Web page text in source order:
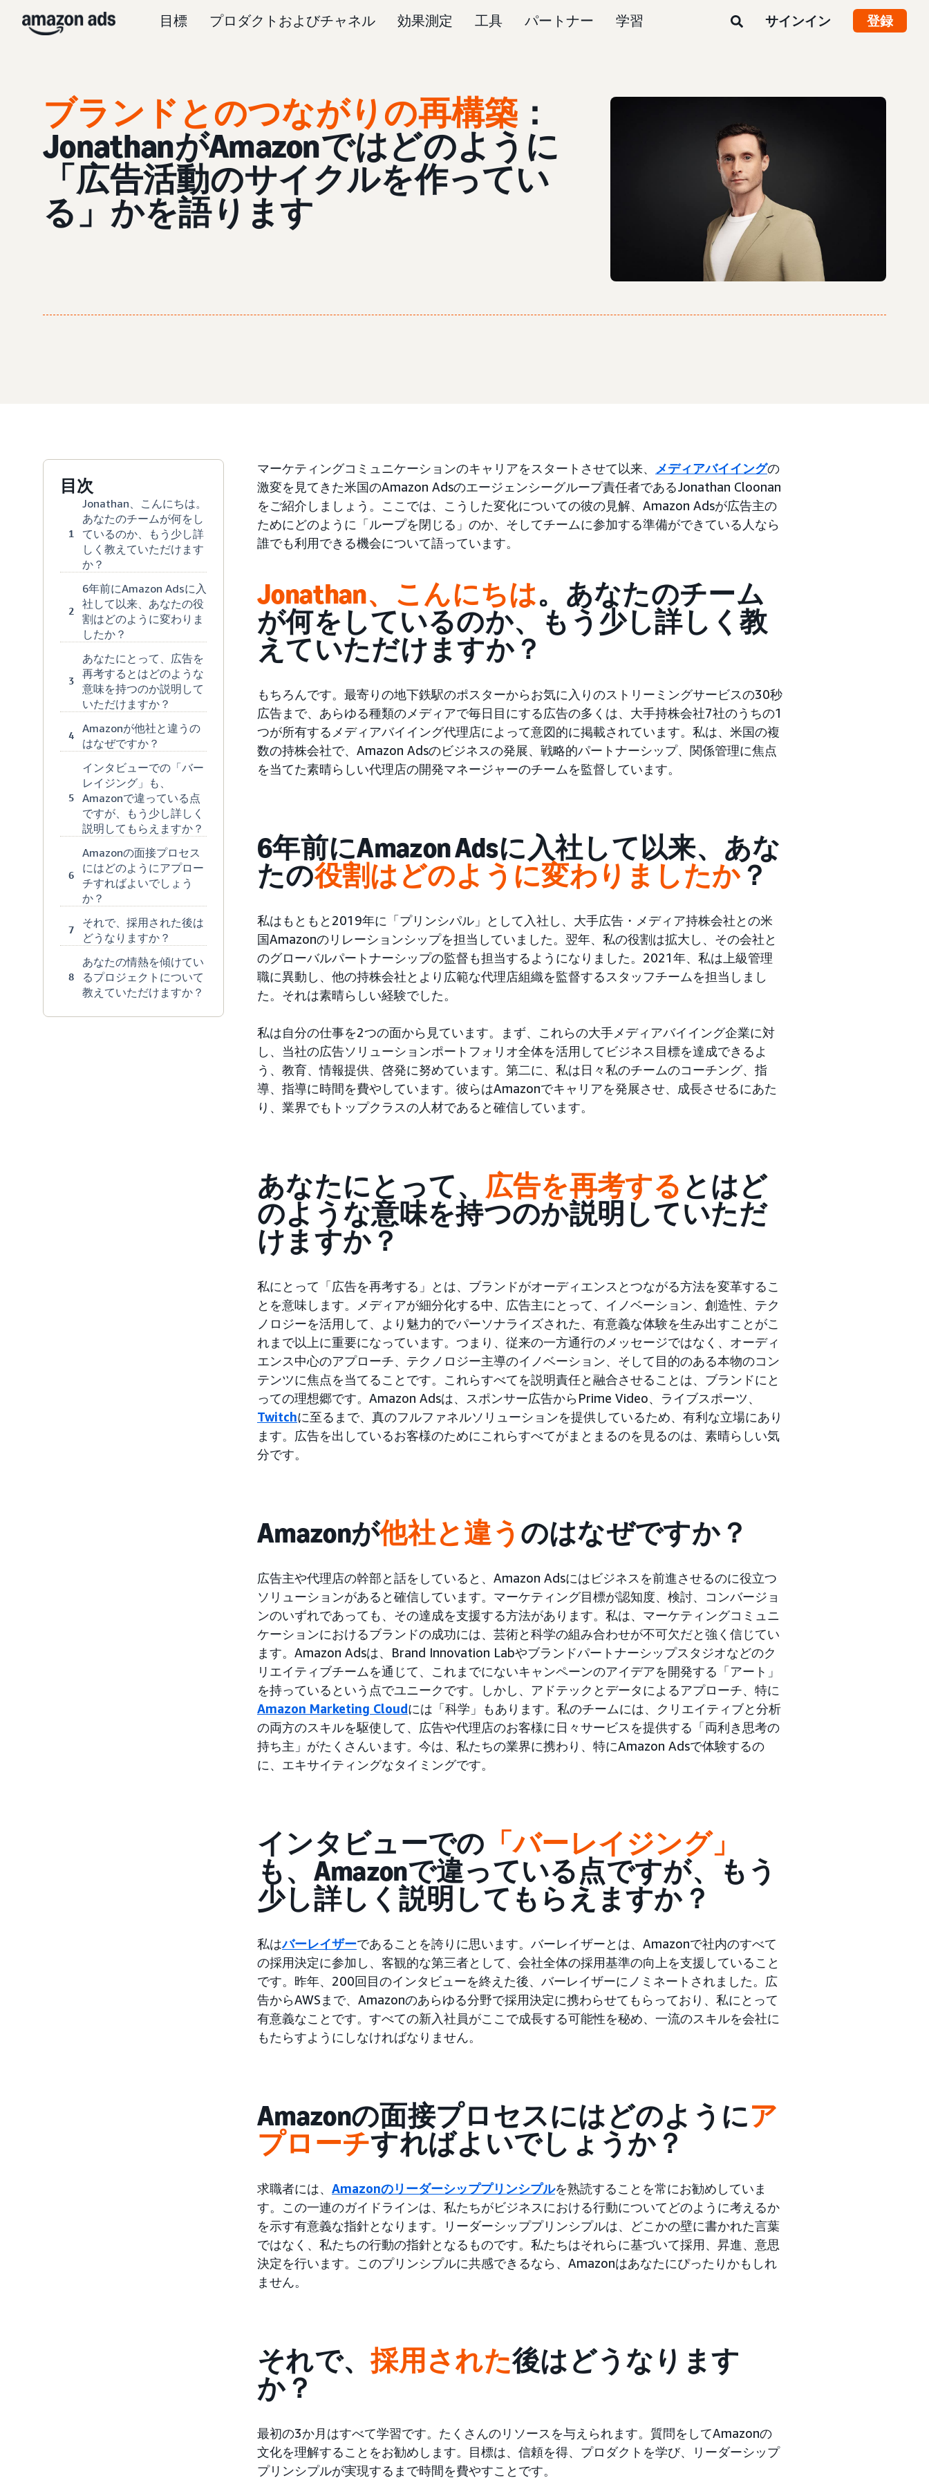
目標 プロダクトおよびチャネル 効果測定 工具 パートナー 学習 サインイン 登録
ブランドとのつながりの再構築 ：
JonathanがAmazonではどのように
「広告活動のサイクルを作ってい
る」かを語ります
目次
1
Jonathan、こんにちは。
あなたのチームが何をし
ているのか、もう少し詳
しく教えていただけます
か？
2
6年前にAmazon Adsに入
社して以来、あなたの役
割はどのように変わりま
したか？
3
あなたにとって、広告を
再考するとはどのような
意味を持つのか説明して
いただけますか？
4
Amazonが他社と違うの
はなぜですか？
5
インタビューでの「バー
レイジング」も、
Amazonで違っている点
ですが、もう少し詳しく
説明してもらえますか？
6
Amazonの面接プロセス
にはどのようにアプロー
チすればよいでしょう
か？
7
それで、採用された後は
どうなりますか？
8
あなたの情熱を傾けてい
るプロジェクトについて
教えていただけますか？
マーケティングコミュニケーションのキャリアをスタートさせて以来、 メディアバイイングの
激変を見てきた米国のAmazon Adsのエージェンシーグループ責任者であるJonathan Cloonan
をご紹介しましょう。ここでは、こうした変化についての彼の見解、Amazon Adsが広告主の
ためにどのように「ループを閉じる」のか、そしてチームに参加する準備ができている人なら
誰でも利用できる機会について語っています。
Jonathan、こんにちは。あなたのチーム
が何をしているのか、もう少し詳しく教
えていただけますか？
もちろんです。最寄りの地下鉄駅のポスターからお気に入りのストリーミングサービスの30秒
広告まで、あらゆる種類のメディアで毎日目にする広告の多くは、大手持株会社7社のうちの1
つが所有するメディアバイイング代理店によって意図的に掲載されています。私は、米国の複
数の持株会社で、Amazon Adsのビジネスの発展、戦略的パートナーシップ、関係管理に焦点
を当てた素晴らしい代理店の開発マネージャーのチームを監督しています。
6年前にAmazon Adsに入社して以来、あな
たの役割はどのように変わりましたか ？
私はもともと2019年に「プリンシパル」として入社し、大手広告・メディア持株会社との米
国Amazonのリレーションシップを担当していました。翌年、私の役割は拡大し、その会社と
のグローバルパートナーシップの監督も担当するようになりました。2021年、私は上級管理
職に異動し、他の持株会社とより広範な代理店組織を監督するスタッフチームを担当しまし
た。それは素晴らしい経験でした。
私は自分の仕事を2つの面から見ています。まず、これらの大手メディアバイイング企業に対
し、当社の広告ソリューションポートフォリオ全体を活用してビジネス目標を達成できるよ
う、教育、情報提供、啓発に努めています。第二に、私は日々私のチームのコーチング、指
導、指導に時間を費やしています。彼らはAmazonでキャリアを発展させ、成長させるにあた
り、業界でもトップクラスの人材であると確信しています。
あなたにとって、 広告を再考する とはど
のような意味を持つのか説明していただ
けますか？
私にとって「広告を再考する」とは、ブランドがオーディエンスとつながる方法を変革するこ
とを意味します。メディアが細分化する中、広告主にとって、イノベーション、創造性、テク
ノロジーを活用して、より魅力的でパーソナライズされた、有意義な体験を生み出すことがこ
れまで以上に重要になっています。つまり、従来の一方通行のメッセージではなく、オーディ
エンス中心のアプローチ、テクノロジー主導のイノベーション、そして目的のある本物のコン
テンツに焦点を当てることです。これらすべてを説明責任と融合させることは、ブランドにと
っての理想郷です。Amazon Adsは、スポンサー広告からPrime Video、ライブスポーツ、
Twitchに至るまで、真のフルファネルソリューションを提供しているため、有利な立場にあり
ます。広告を出しているお客様のためにこれらすべてがまとまるのを見るのは、素晴らしい気
分です。
Amazonが他社と違う のはなぜですか？
広告主や代理店の幹部と話をしていると、Amazon Adsにはビジネスを前進させるのに役立つ
ソリューションがあると確信しています。マーケティング目標が認知度、検討、コンバージョ
ンのいずれであっても、その達成を支援する方法があります。私は、マーケティングコミュニ
ケーションにおけるブランドの成功には、芸術と科学の組み合わせが不可欠だと強く信じてい
ます。Amazon Adsは、Brand Innovation Labやブランドパートナーシップスタジオなどのク
リエイティブチームを通じて、これまでにないキャンペーンのアイデアを開発する「アート」
を持っているという点でユニークです。しかし、アドテックとデータによるアプローチ、特に
Amazon Marketing Cloudには「科学」もあります。私のチームには、クリエイティブと分析
の両方のスキルを駆使して、広告や代理店のお客様に日々サービスを提供する「両利き思考の
持ち主」がたくさんいます。今は、私たちの業界に携わり、特にAmazon Adsで体験するの
に、エキサイティングなタイミングです。
インタビューでの 「バーレイジング」
も、Amazonで違っている点ですが、もう
少し詳しく説明してもらえますか？
私はバーレイザーであることを誇りに思います。バーレイザーとは、Amazonで社内のすべて
の採用決定に参加し、客観的な第三者として、会社全体の採用基準の向上を支援していること
です。昨年、200回目のインタビューを終えた後、バーレイザーにノミネートされました。広
告からAWSまで、Amazonのあらゆる分野で採用決定に携わらせてもらっており、私にとって
有意義なことです。すべての新入社員がここで成長する可能性を秘め、一流のスキルを会社に
もたらすようにしなければなりません。
Amazonの面接プロセスにはどのようにア
プローチすればよいでしょうか？
求職者には、 Amazonのリーダーシッププリンシプルを熟読することを常にお勧めしていま
す。この一連のガイドラインは、私たちがビジネスにおける行動についてどのように考えるか
を示す有意義な指針となります。リーダーシッププリンシプルは、どこかの壁に書かれた言葉
ではなく、私たちの行動の指針となるものです。私たちはそれらに基づいて採用、昇進、意思
決定を行います。このプリンシプルに共感できるなら、Amazonはあなたにぴったりかもしれ
ません。
それで、採用された後はどうなります
か？
最初の3か月はすべて学習です。たくさんのリソースを与えられます。質問をしてAmazonの
文化を理解することをお勧めします。目標は、信頼を得、プロダクトを学び、リーダーシップ
プリンシプルが実現するまで時間を費やすことです。